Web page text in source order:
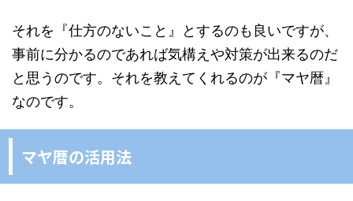
それを『仕方のないこと』とするのも良いですが、
事前に分かるのであれば気構えや対策が出来るのだ
と思うのです。それを教えてくれるのが『マヤ暦』
なのです。
マヤ暦の活用法